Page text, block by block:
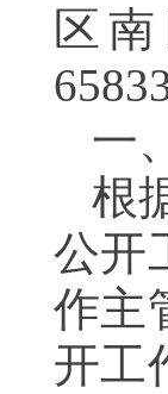
区
一
根
公开
作主
开工